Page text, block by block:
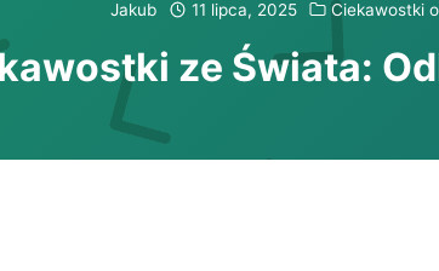
Jakub 11 lipca, 2025 Ciekawostki
ze Świata: